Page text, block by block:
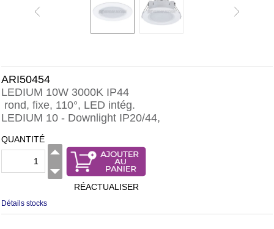
ARI50454
LEDIUM 10W 3000K IP44
rond, fixe, 110°, LED intég.
LEDIUM 10 - Downlight IP20/44,
QUANTITÉ
RÉACTUALISER
Détails stocks